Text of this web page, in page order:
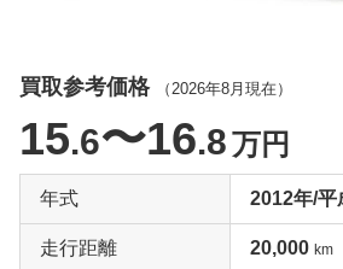
買取参考価格 （ 2026年8月 現在）
15.6〜16.8万円
年式 2012年/平
走行距離 20,000 km